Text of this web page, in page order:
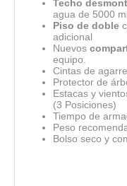
Techo
agua de 5000
Piso de doble
adicional
Nuevos
equipo.
Cintas de
Protector de
Estacas y
(3 Posiciones)
Tiempo de
Peso
Bolso seco y